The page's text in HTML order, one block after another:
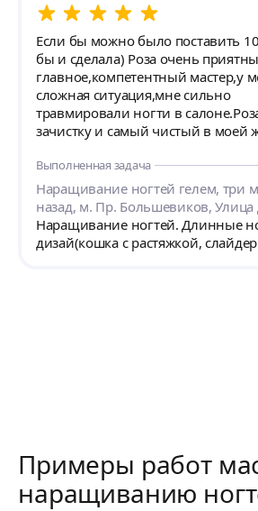
Если бы можно было поставить 10
бы и сделала) Роза очень
главное,компетентный мастер,у
сложная ситуация,мне сильно
травмировали ногти в
зачистку и самый чистый в моей
произошло.Огромный + для
делает необычные
красивые,поэтому теперь жду
отрастут и только к ней) Хочу еще
добавить,что меня
договаривались о первом
Выполненная задача
Наращивание ногтей гелем, три
назад, м. Пр. Большевиков,
Наращивание ногтей. Длинные
дизай(кошка с растяжкой,
Примеры работ
наращиванию